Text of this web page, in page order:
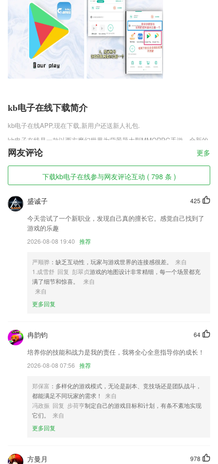
kb电子在线下载简介
kb电子在线APP,现在下载,新用户还送新人礼包.
kb电子在线是一款以西方魔幻世界为背景题大型MMORPG手游，全新的
魔幻故事题材，各种精致的人物角色任你选择，超清细腻的游戏画面，给
你最直接的视觉感官，各种刺激好玩幻境副本，神曲世界九游版带你领略
奇迹魔幻大陆的精彩瞬间，全新有趣的对战模式，体验各种打击的快感。
kb电子在线软件特色
1,拥有6000余名专业专职授课教师，面授和网校学员提供4500余种培训
课程；
2,放大眼睛， 瘦脸，贴纸
3,支持语音对讲和视频通话。
5,在线投稿，一键创作，铺就你的成神之路
6,新章节秒更新，书架最快更新提醒。
kb电子在线软件优势
2.首款基于人工智能的文言文翻译系统，上至先秦文学，下到明清小文，
都可极速翻译
3.* 缺席和许可表格
5.不管你有什么样的学习需要都可以满足你，各种不同的舞蹈划分非常的
6.·能实时记录用户的学习情况，并可以随时查看，了解学习信息
kb电子在线更新了什么?
新用户福利升级：享首月全场漫画免费畅读~
网友评论 更多
下载kb电子在线参与网友评论互动 ( 798 条 )
425
盛诚子
今天尝试了一个新职业，发现自己真的擅长它。感觉自己找到了
游戏的乐趣
2026-08-08 19:40 推荐
严顺骅 ：缺乏互动性，玩家与游戏世界的连接感很差。
来自
1.成雪舒 回复 彭翠贞游戏的地图设计非常精细，每一个场景都充
满了细节和惊喜。
来自
来自
更多回复
64
冉韵钧
培养你的技能和战力是我的责任，我将全心全意指导你的成长！
2026-08-08 07:56 推荐
郑保富 ：多样化的游戏模式，无论是副本、竞技场还是团队战斗，
都能满足不同玩家的需求！
来自
冯政振 回复 步荷亨制定自己的游戏目标和计划，有条不紊地实现
它们。
来自
更多回复
978
方曼月